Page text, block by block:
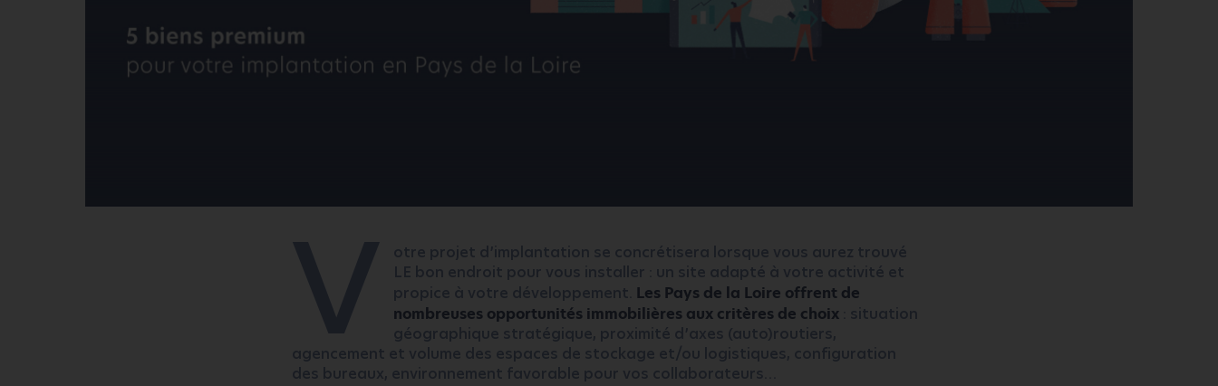
V
otre projet d’implantation se concrétisera lorsque vous aurez trouvé
LE bon endroit pour vous installer : un site adapté à votre activité et
propice à votre développement. Les Pays de la Loire offrent de
nombreuses opportunités immobilières aux critères de choix : situation
géographique stratégique, proximité d’axes (auto)routiers,
agencement et volume des espaces de stockage et/ou logistiques, configuration
des bureaux, environnement favorable pour vos collaborateurs…